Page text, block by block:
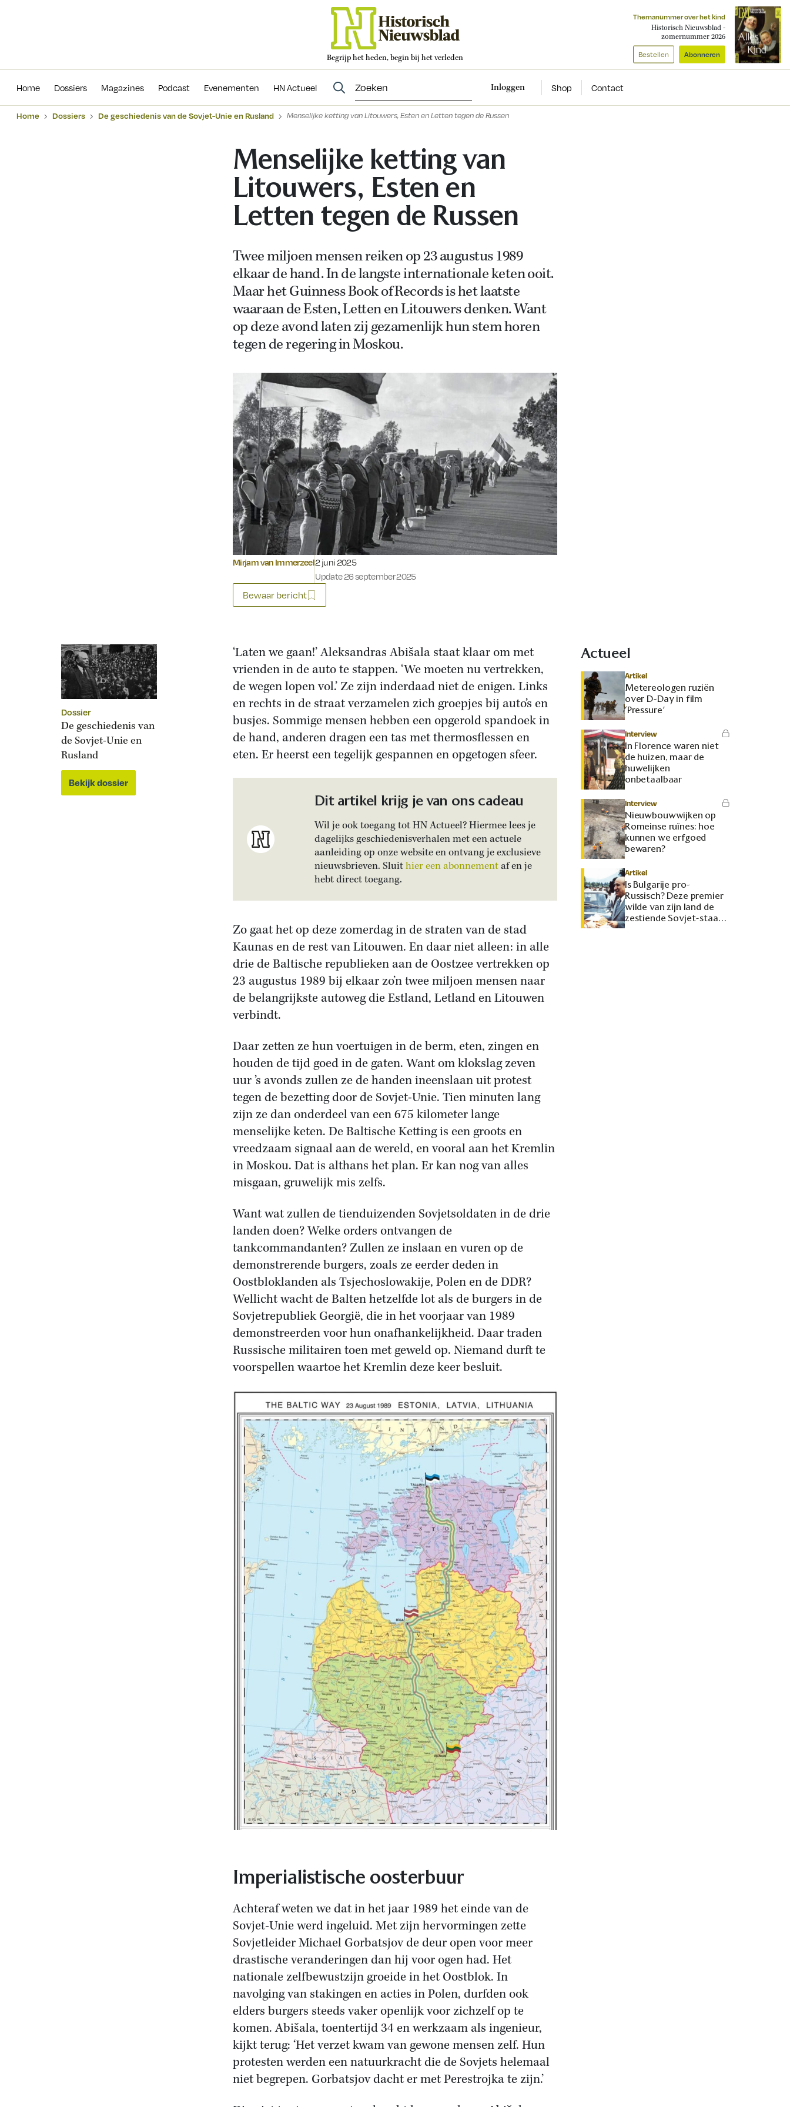
Begrijp het heden, begin bij het verleden
Themanummer over het kind
Historisch Nieuwsblad -
zomernummer 2026
Bestellen Abonneren
Home Dossiers Magazines Podcast Evenementen HN Actueel Inloggen Shop Contact
Evenementen
Home Dossiers De geschiedenis van de Sovjet-Unie en Rusland Menselijke ketting van Litouwers, Esten en Letten tegen de Russen
Menselijke ketting van
Litouwers, Esten en
Letten tegen de Russen
Twee miljoen mensen reiken op 23 augustus 1989
elkaar de hand. In de langste internationale keten ooit.
Maar het Guinness Book of Records is het laatste
waaraan de Esten, Letten en Litouwers denken. Want
op deze avond laten zij gezamenlijk hun stem horen
tegen de regering in Moskou.
Mirjam van ImmerzeelGepubliceerd op:
2 juni 2025
Update 26 september 2025
Bewaar bericht
Dossier
De geschiedenis van
de Sovjet-Unie en
Rusland
Bekijk dossier
‘Laten we gaan!’ Aleksandras Abišala staat klaar om met
vrienden in de auto te stappen. ‘We moeten nu vertrekken,
de wegen lopen vol.’ Ze zijn inderdaad niet de enigen. Links
en rechts in de straat verzamelen zich groepjes bij auto’s en
busjes. Sommige mensen hebben een opgerold spandoek in
de hand, anderen dragen een tas met thermosflessen en
eten. Er heerst een tegelijk gespannen en opgetogen sfeer.
Dit artikel krijg je van ons cadeau
Wil je ook toegang tot HN Actueel? Hiermee lees je
dagelijks geschiedenisverhalen met een actuele
aanleiding op onze website en ontvang je exclusieve
nieuwsbrieven. Sluithier een abonnementaf en je
hebt direct toegang.
Zo gaat het op deze zomerdag in de straten van de stad
Kaunas en de rest van Litouwen. En daar niet alleen: in alle
drie de Baltische republieken aan de Oostzee vertrekken op
23 augustus 1989 bij elkaar zo’n twee miljoen mensen naar
de belangrijkste autoweg die Estland, Letland en Litouwen
verbindt.
Daar zetten ze hun voertuigen in de berm, eten, zingen en
houden de tijd goed in de gaten. Want om klokslag zeven
uur ’s avonds zullen ze de handen ineenslaan uit protest
tegen de bezetting door de Sovjet-Unie. Tien minuten lang
zijn ze dan onderdeel van een 675 kilometer lange
menselijke keten. De Baltische Ketting is een groots en
vreedzaam signaal aan de wereld, en vooral aan het Kremlin
in Moskou. Dat is althans het plan. Er kan nog van alles
misgaan, gruwelijk mis zelfs.
Want wat zullen de tienduizenden Sovjetsoldaten in de drie
landen doen? Welke orders ontvangen de
tankcommandanten? Zullen ze inslaan en vuren op de
demonstrerende burgers, zoals ze eerder deden in
Oostbloklanden als Tsjechoslowakije, Polen en de DDR?
Wellicht wacht de Balten hetzelfde lot als de burgers in de
Sovjetrepubliek Georgië, die in het voorjaar van 1989
demonstreerden voor hun onafhankelijkheid. Daar traden
Russische militairen toen met geweld op. Niemand durft te
voorspellen waartoe het Kremlin deze keer besluit.
Imperialistische oosterbuur
Achteraf weten we dat in het jaar 1989 het einde van de
Sovjet-Unie werd ingeluid. Met zijn hervormingen zette
Sovjetleider Michael Gorbatsjov de deur open voor meer
drastische veranderingen dan hij voor ogen had. Het
nationale zelfbewustzijn groeide in het Oostblok. In
navolging van stakingen en acties in Polen, durfden ook
elders burgers steeds vaker openlijk voor zichzelf op te
komen. Abišala, toentertijd 34 en werkzaam als ingenieur,
kijkt terug: ‘Het verzet kwam van gewone mensen zelf. Hun
protesten werden een natuurkracht die de Sovjets helemaal
niet begrepen. Gorbatsjov dacht er met Perestrojka te zijn.’
Actueel
Artikel
Metereologen ruziën
over D-Day in film
‘Pressure’
Interview
In Florence waren niet
de huizen, maar de
huwelijken
onbetaalbaar
Interview
Nieuwbouwwijken op
Romeinse ruïnes: hoe
kunnen we erfgoed
bewaren?
Artikel
Is Bulgarije pro-
Russisch? Deze premier
wilde van zijn land de
zestiende Sovjet-staat
maken